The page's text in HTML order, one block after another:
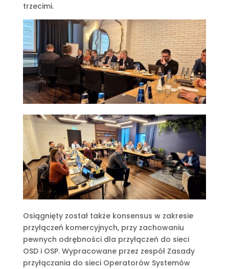
trzecimi.
Osiągnięty został także konsensus w zakresie
przyłączeń komercyjnych, przy zachowaniu
pewnych odrębności dla przyłączeń do sieci
OSD i OSP. Wypracowane przez zespół Zasady
przyłączania do sieci Operatorów Systemów